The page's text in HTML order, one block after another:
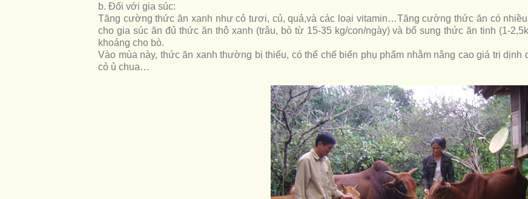
b. Đối với gia súc:
Tăng cường thức ăn xanh như cỏ tươi, củ, quả,và các loại vitamin…Tăng cường thức ăn có
cho gia súc ăn đủ thức ăn thô xanh (trâu, bò từ 15-35 kg/con/ngày) và bổ sung thức ăn tinh (1-
khoáng cho bò.
Vào mùa này, thức ăn xanh thường bị thiếu, có thể chế biến phụ phẩm nhằm nâng cao giá trị
cỏ ủ chua…